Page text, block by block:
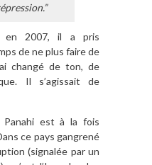
en 2007, il a pris
de ne plus faire de
changé de ton, de
Il s’agissait de
est à la fois
ce pays gangrené
(signalée par un